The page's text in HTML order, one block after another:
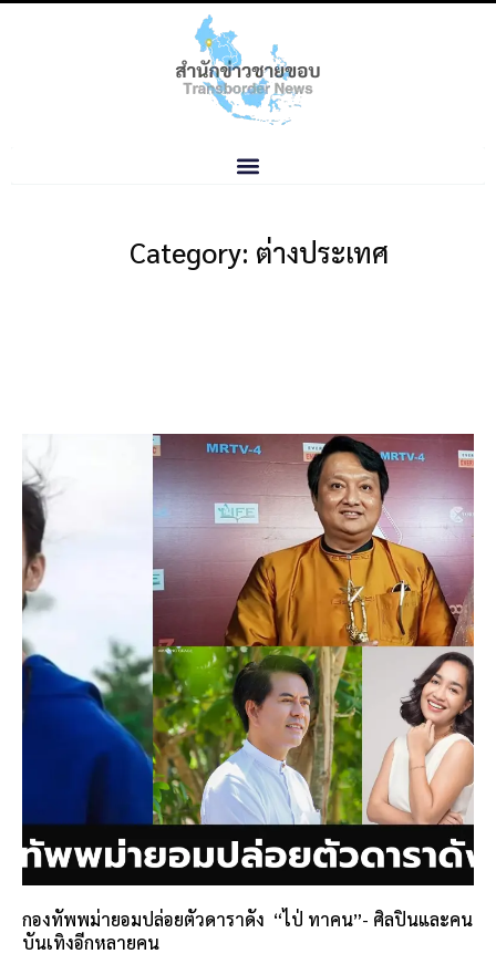
Category: ต่างประเทศ
กองทัพพม่ายอมปล่อยตัวดาราดัง “ไป่ ทาคน”- ศิลปินและคน
บันเทิงอีกหลายคน